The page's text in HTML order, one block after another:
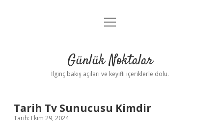
Anasayfa
Yasal Uyarı
menüyü
Günlük Noktalar
İlginç bakış açıları ve keyifli içeriklerle dolu.
Tarih Tv Sunucusu Kimdir
Tarih: Ekim 29, 2024